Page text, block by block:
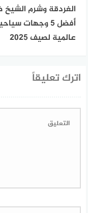
الغردقة وشرم
أفضل 5 وجهات
عالمية لصيف 2025
اترك تعليقاً